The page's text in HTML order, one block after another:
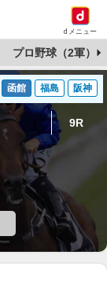
dメニュー
プロ野球（2軍）
函館 福島 阪神
9R